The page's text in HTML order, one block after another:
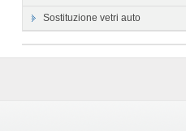
Sostituzione vetri auto